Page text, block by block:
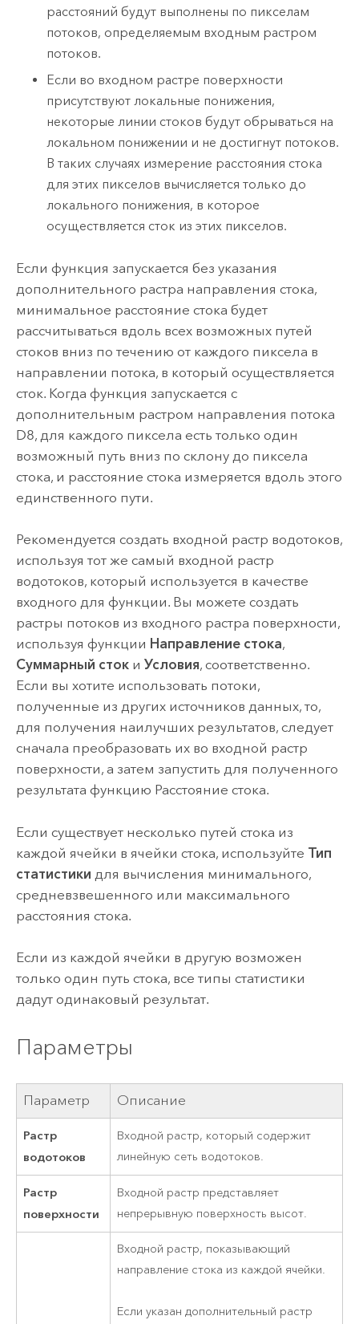
расстояний будут выполнены по пикселам
потоков, определяемым входным растром
потоков.
Если во входном растре поверхности
присутствуют локальные понижения,
некоторые линии стоков будут обрываться на
локальном понижении и не достигнут потоков.
В таких случаях измерение расстояния стока
для этих пикселов вычисляется только до
локального понижения, в которое
осуществляется сток из этих пикселов.
Если функция запускается без указания
дополнительного растра направления стока,
минимальное расстояние стока будет
рассчитываться вдоль всех возможных путей
стоков вниз по течению от каждого пиксела в
направлении потока, в который осуществляется
сток. Когда функция запускается с
дополнительным растром направления потока
D8, для каждого пиксела есть только один
возможный путь вниз по склону до пиксела
стока, и расстояние стока измеряется вдоль этого
единственного пути.
Рекомендуется создать входной растр водотоков,
используя тот же самый входной растр
водотоков, который используется в качестве
входного для функции. Вы можете создать
растры потоков из входного растра поверхности,
используя функции Направление стока,
Суммарный стоки Условия, соответственно.
Если вы хотите использовать потоки,
полученные из других источников данных, то,
для получения наилучших результатов, следует
сначала преобразовать их во входной растр
поверхности, а затем запустить для полученного
результата функцию Расстояние стока.
Если существует несколько путей стока из
каждой ячейки в ячейки стока, используйте Тип
статистики для вычисления минимального,
средневзвешенного или максимального
расстояния стока.
Если из каждой ячейки в другую возможен
только один путь стока, все типы статистики
дадут одинаковый результат.
Параметры
Параметр Описание
Растр
водотоков
Входной растр, который содержит
линейную сеть водотоков.
Растр
поверхности
Входной растр представляет
непрерывную поверхность высот.
Входной растр, показывающий
направление стока из каждой ячейки.
Если указан дополнительный растр